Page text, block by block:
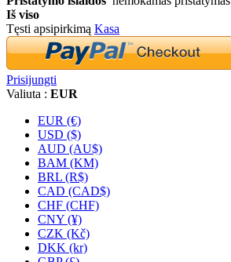
Iš viso
Tęsti apsipirkimą Kasa
Prisijungti
Valiuta : EUR
EUR (€)
USD ($)
AUD (AU$)
BAM (KM)
BRL (R$)
CAD (CAD$)
CHF (CHF)
CNY (¥)
CZK (Kč)
DKK (kr)